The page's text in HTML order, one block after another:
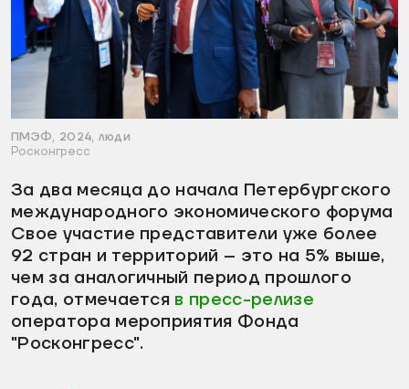
ПМЭФ, 2024, люди
Росконгресс
За два месяца до начала Петербургского
международного экономического форума
Свое участие представители уже более
92 стран и территорий – это на 5% выше,
чем за аналогичный период прошлого
года, отмечается в пресс-релизе
оператора мероприятия Фонда
"Росконгресс".